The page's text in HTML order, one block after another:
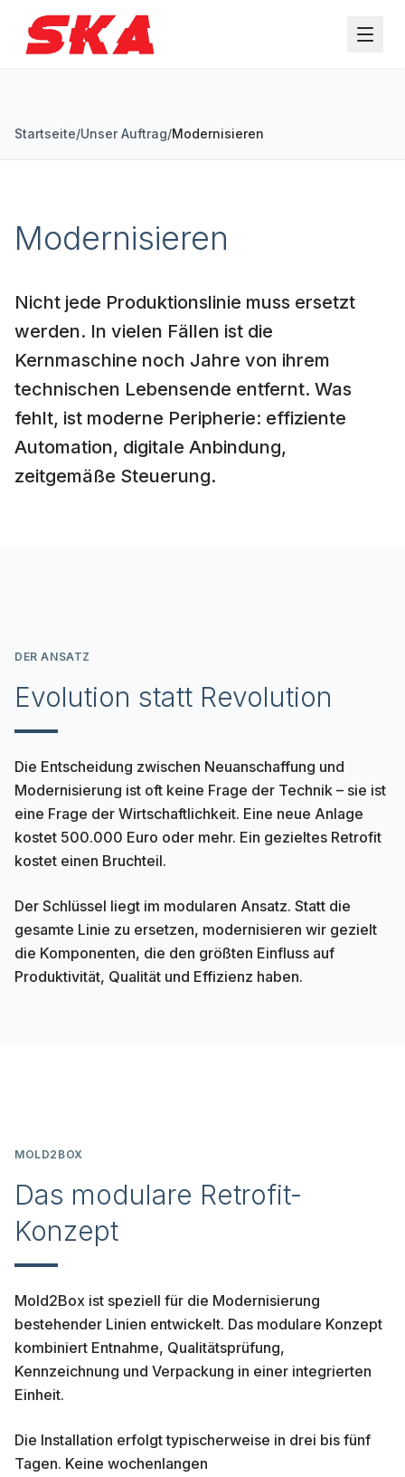
Zum Hauptinhalt springen
Startseite/Unser Auftrag/Modernisieren
Modernisieren
Nicht jede Produktionslinie muss ersetzt
werden. In vielen Fällen ist die
Kernmaschine noch Jahre von ihrem
technischen Lebensende entfernt. Was
fehlt, ist moderne Peripherie: effiziente
Automation, digitale Anbindung,
zeitgemäße Steuerung.
DER ANSATZ
Evolution statt Revolution
Die Entscheidung zwischen Neuanschaffung und
Modernisierung ist oft keine Frage der Technik – sie ist
eine Frage der Wirtschaftlichkeit. Eine neue Anlage
kostet 500.000 Euro oder mehr. Ein gezieltes Retrofit
kostet einen Bruchteil.
Der Schlüssel liegt im modularen Ansatz. Statt die
gesamte Linie zu ersetzen, modernisieren wir gezielt
die Komponenten, die den größten Einfluss auf
Produktivität, Qualität und Effizienz haben.
MOLD2BOX
Das modulare Retrofit-
Konzept
Mold2Box ist speziell für die Modernisierung
bestehender Linien entwickelt. Das modulare Konzept
kombiniert Entnahme, Qualitätsprüfung,
Kennzeichnung und Verpackung in einer integrierten
Einheit.
Die Installation erfolgt typischerweise in drei bis fünf
Tagen. Keine wochenlangen